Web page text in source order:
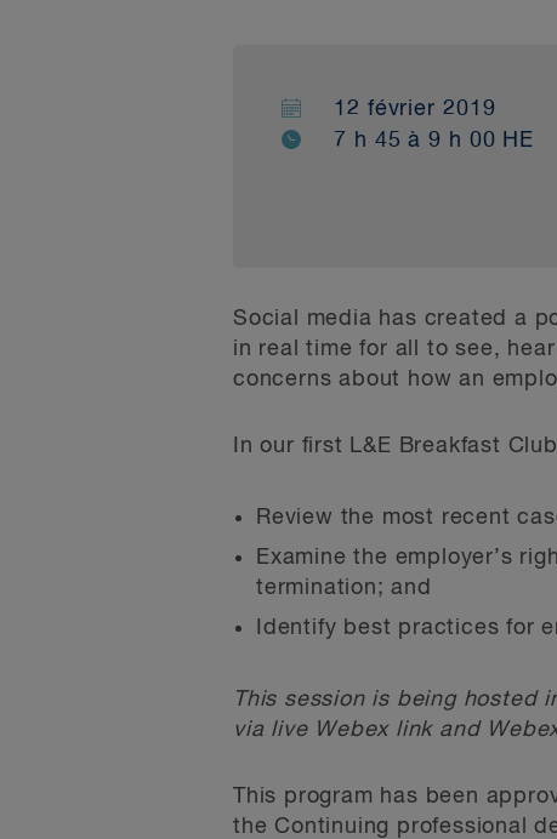
12 février 2019
7 h 45 à 9 h 00 HE
Social media has created a
in real time for all to see,
concerns about how an
In our first L&E Breakfast
Review the most recent
Examine the employer’s
termination; and
Identify best practices for
This session is being hosted
via live Webex link and
This program has been
the Continuing professional